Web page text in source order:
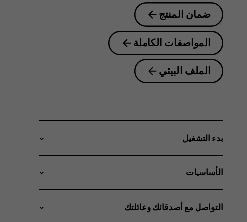
ضمان المنتج
المواصفات الكاملة
الملف البيئي
بدء التشغيل
الأساسيات
التواصل مع أصدقائك وعائلتك